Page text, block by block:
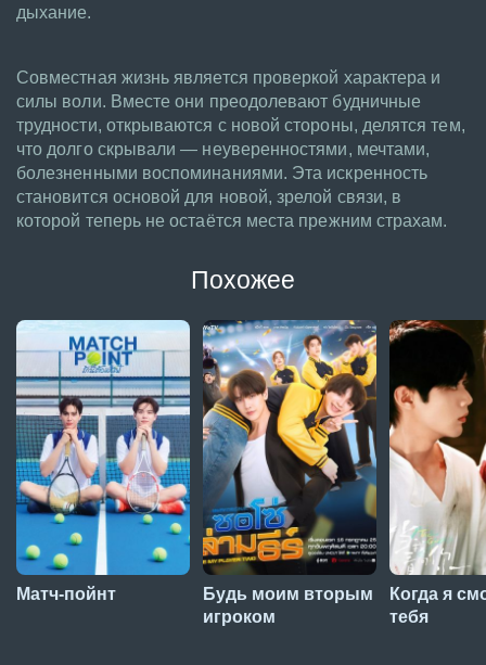
дыхание.
Совместная жизнь является проверкой характера и
силы воли. Вместе они преодолевают будничные
трудности, открываются с новой стороны, делятся тем,
что долго скрывали — неуверенностями, мечтами,
болезненными воспоминаниями. Эта искренность
становится основой для новой, зрелой связи, в
которой теперь не остаётся места прежним страхам.
Похожее
Матч-пойнт
Будь моим вторым
игроком
Когда я
тебя